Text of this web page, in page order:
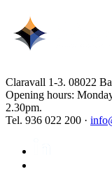
Claravall 1-3. 08022
Opening hours:
2.30pm.
Tel. 936 022 200 ·